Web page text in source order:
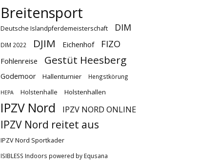
Breitensport
Deutsche Islandpferdemeisterschaft DIM
DIM 2022 DJIM Eichenhof FIZO
Fohlenreise Gestüt Heesberg
Godemoor Hallenturnier Hengstkörung
HEPA Holstenhalle Holstenhallen
IPZV Nord IPZV NORD ONLINE
IPZV Nord reitet aus
IPZV Nord Sportkader
ISIBLESS Indoors powered by Equsana